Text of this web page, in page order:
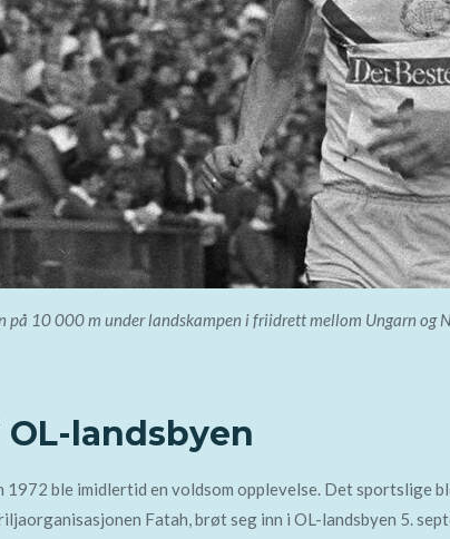
på 10 000 m under landskampen i friidrett mellom Ungarn og
landsbyen
1972 ble imidlertid en voldsom opplevelse. Det sportslige
Fatah, brøt seg inn i OL-landsbyen 5.